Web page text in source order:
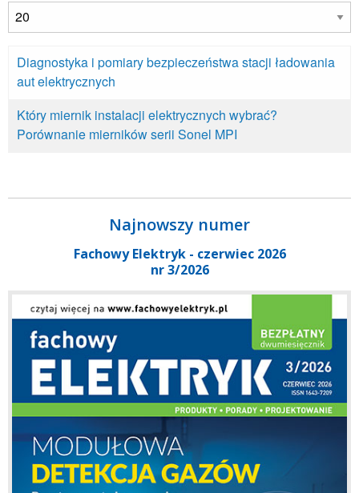
Diagnostyka i pomiary bezpieczeństwa stacji ładowania
aut elektrycznych
Który miernik instalacji elektrycznych wybrać?
Porównanie mierników serii Sonel MPI
Najnowszy numer
Fachowy Elektryk - czerwiec 2026
nr 3/2026